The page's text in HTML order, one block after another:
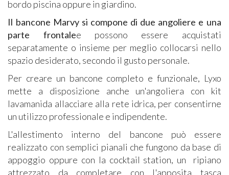
bordo piscina oppure in giardino.
Il bancone Marvy si compone di due angoliere e una
parte frontalee possono essere acquistati
separatamente o insieme per meglio collocarsi nello
spazio desiderato, secondo il gusto personale.
Per creare un bancone completo e funzionale, Lyxo
mette a disposizione anche un'angoliera con kit
lavamanida allacciare alla rete idrica, per consentirne
un utilizzo professionale e indipendente.
L'allestimento interno del bancone può essere
realizzato con semplici pianali che fungono da base di
appoggio oppure con la cocktail station, un ripiano
attrezzato da completare con l'apposita tasca